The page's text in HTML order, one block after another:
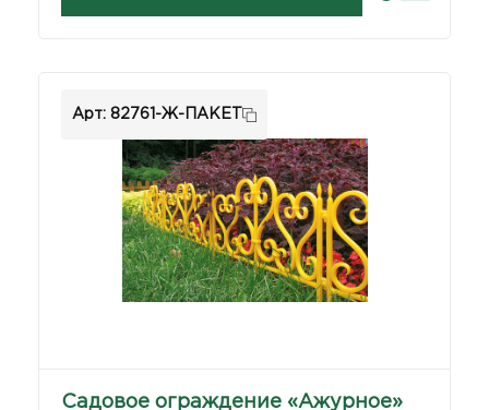
Арт: 82761-Ж-ПАКЕТ
Садовое ограждение «Ажурное»